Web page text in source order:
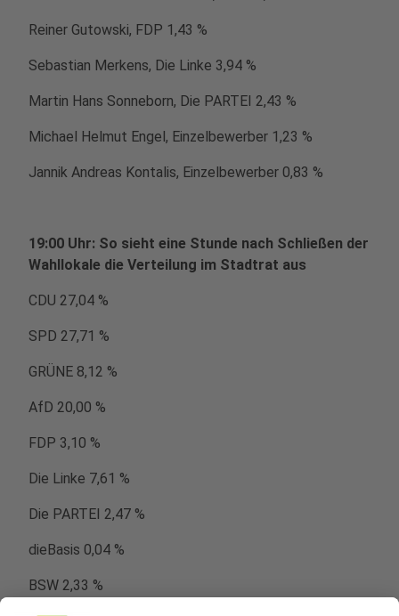
Reiner Gutowski, FDP 1,43 %
Sebastian Merkens, Die Linke 3,94 %
Martin Hans Sonneborn, Die PARTEI 2,43 %
Michael Helmut Engel, Einzelbewerber 1,23 %
Jannik Andreas Kontalis, Einzelbewerber 0,83 %
19:00 Uhr: So sieht eine Stunde nach Schließen der
Wahllokale die Verteilung im Stadtrat aus
CDU 27,04 %
SPD 27,71 %
GRÜNE 8,12 %
AfD 20,00 %
FDP 3,10 %
Die Linke 7,61 %
Die PARTEI 2,47 %
dieBasis 0,04 %
BSW 2,33 %